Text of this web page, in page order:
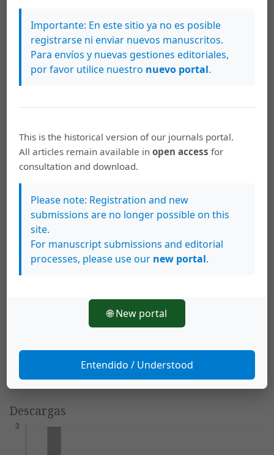
Palabras clave
ʿAbd ul Majīd Daryābādī emociones India musulmanes
cultura impresa
Cómo citar
psicología. Conceptos de emoción en urdu, 1870-1920.
De Filosofía De La Universidad De Costa Rica, 63 (166), 137–152.
https://doi.org/10.15517/revfil.2024.60014
Más formatos de cita
Esta obra está bajo una licencia internacional
Reconocimiento-NoComercial-SinObraDerivada 3.0
Derechos de autor 2024 Revista de Filosofía de la Universidad
Descargas
Importante: En este sitio ya no es posible
registrarse ni enviar nuevos manuscritos.
Para envíos y nuevas gestiones editoriales,
por favor utilice nuestro nuevo portal.
This is the historical version of our journals portal.
All articles remain available inopen access for
consultation and download.
Please note: Registration and new
submissions are no longer possible on this
site.
For manuscript submissions and editorial
processes, please use our new portal.
🌐 New portal
Entendido / Understood